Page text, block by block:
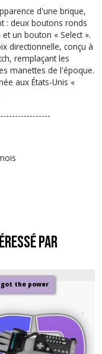
d'une brique,
: deux boutons ronds
un bouton « Select ».
directionnelle, conçu à
remplaçant les
manettes de l'époque.
aux États-Unis «
par
got the power